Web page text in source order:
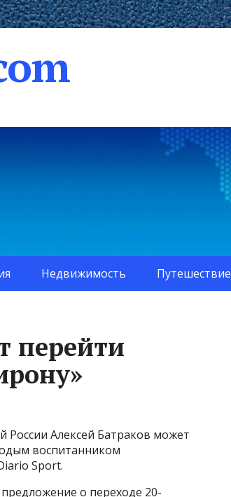
Недвижимость Путешествие
перейти
России Алексей Батраков может
воспитанником
Sport.
о переходе 20-